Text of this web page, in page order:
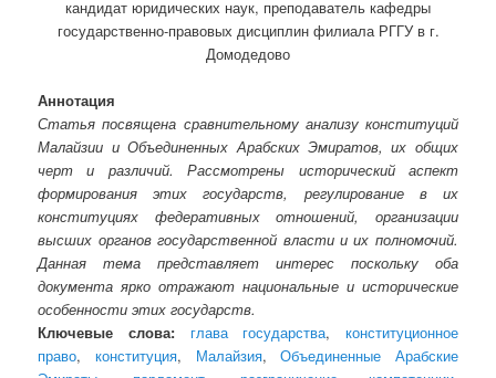
кандидат юридических наук, преподаватель кафедры
государственно-правовых дисциплин филиала РГГУ в г.
Домодедово
Аннотация
Статья посвящена сравнительному анализу конституций
Малайзии и Объединенных Арабских Эмиратов, их общих
черт и различий. Рассмотрены исторический аспект
формирования этих государств, регулирование в их
конституциях федеративных отношений, организации
высших органов государственной власти и их полномочий.
Данная тема представляет интерес поскольку оба
документа ярко отражают национальные и исторические
особенности этих государств.
Ключевые слова:
глава государства, конституционное
право, конституция, Малайзия,Объединенные Арабские